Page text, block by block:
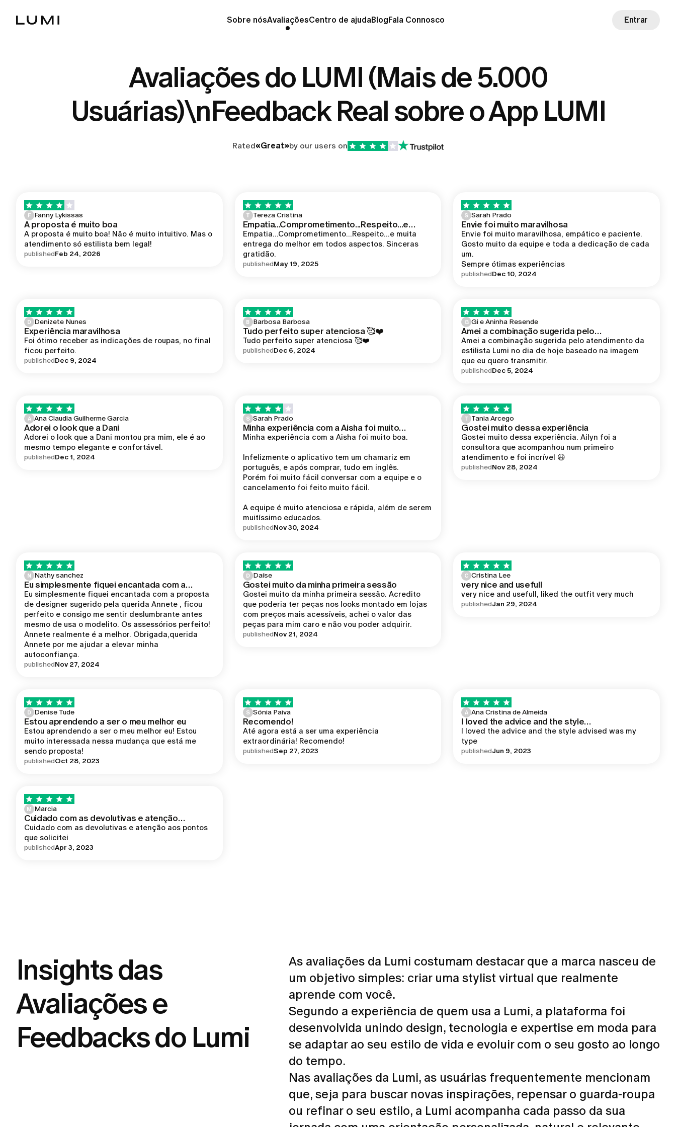
Sobre nósAvaliaçõesCentro de ajudaBlogFala Connosco Entrar
Avaliações do LUMI (Mais de 5.000
Usuárias)\nFeedback Real sobre o App LUMI
Rated«Great»by our users on
F Fanny Lykissas
A proposta é muito boa
A proposta é muito boa! Não é muito intuitivo. Mas o
atendimento só estilista bem legal!
publishedFeb 24, 2026
T Tereza Cristina
Empatia...Comprometimento...Respeito...e…
Empatia...Comprometimento...Respeito...e muita
entrega do melhor em todos aspectos. Sinceras
gratidão.
publishedMay 19, 2025
S Sarah Prado
Envie foi muito maravilhosa
Envie foi muito maravilhosa, empático e paciente.
Gosto muito da equipe e toda a dedicação de cada
um.
publishedDec 10, 2024
D Denizete Nunes
Experiência maravilhosa
Foi ótimo receber as indicações de roupas, no final
ficou perfeito.
publishedDec 9, 2024
B Barbosa Barbosa
Tudo perfeito super atenciosa 🥰❤️
Tudo perfeito super atenciosa 🥰❤️
publishedDec 6, 2024
G Gi e Aninha Resende
Amei a combinação sugerida pelo…
Amei a combinação sugerida pelo atendimento da
estilista Lumi no dia de hoje baseado na imagem
publishedDec 5, 2024
A Ana Claudia Guilherme Garcia
Adorei o look que a Dani
Adorei o look que a Dani montou pra mim, ele é ao
mesmo tempo elegante e confortável.
publishedDec 1, 2024
S Sarah Prado
Minha experiência com a Aisha foi muito…
Minha experiência com a Aisha foi muito boa.
Infelizmente o aplicativo tem um chamariz em
português, e após comprar, tudo em inglês.
Porém foi muito fácil conversar com a equipe e o
cancelamento foi feito muito fácil.
A equipe é muito atenciosa e rápida, além de serem
muitíssimo educados.
publishedNov 30, 2024
T Tania Arcego
Gostei muito dessa experiência
Gostei muito dessa experiência. Ailyn foi a
consultora que acompanhou num primeiro
atendimento e foi incrível 😃
publishedNov 28, 2024
N Nathy sanchez
Eu simplesmente fiquei encantada com a…
Eu simplesmente fiquei encantada com a proposta
de designer sugerido pela querida Annete , ficou
perfeito e consigo me sentir deslumbrante antes
mesmo de usa o modelito. Os assessórios perfeito!
Annete realmente é a melhor. Obrigada,querida
Annete por me ajudar a elevar minha
autoconfiança.
publishedNov 27, 2024
D Daíse
Gostei muito da minha primeira sessão
Gostei muito da minha primeira sessão. Acredito
que poderia ter peças nos looks montado em lojas
com preços mais acessíveis, achei o valor das
peças para mim caro e não vou poder adquirir.
publishedNov 21, 2024
C Cristina Lee
very nice and usefull
very nice and usefull, liked the outfit very much
publishedJan 29, 2024
D Denise Tude
Estou aprendendo a ser o meu melhor eu
Estou aprendendo a ser o meu melhor eu! Estou
muito interessada nessa mudança que está me
sendo proposta!
publishedOct 28, 2023
S Sónia Paiva
Recomendo!
Até agora está a ser uma experiência
extraordinária! Recomendo!
publishedSep 27, 2023
A Ana Cristina de Almeida
I loved the advice and the style…
I loved the advice and the style advised was my
type
publishedJun 9, 2023
M Marcia
Cuidado com as devolutivas e atenção…
Cuidado com as devolutivas e atenção aos pontos
que solicitei
publishedApr 3, 2023
Insights das
Avaliações e
Feedbacks do Lumi
As avaliações da Lumi costumam destacar que a marca nasceu de
um objetivo simples: criar uma stylist virtual que realmente
aprende com você.
Segundo a experiência de quem usa a Lumi, a plataforma foi
desenvolvida unindo design, tecnologia e expertise em moda para
se adaptar ao seu estilo de vida e evoluir com o seu gosto ao longo
do tempo.
Nas avaliações da Lumi, as usuárias frequentemente mencionam
que, seja para buscar novas inspirações, repensar o guarda-roupa
ou refinar o seu estilo, a Lumi acompanha cada passo da sua